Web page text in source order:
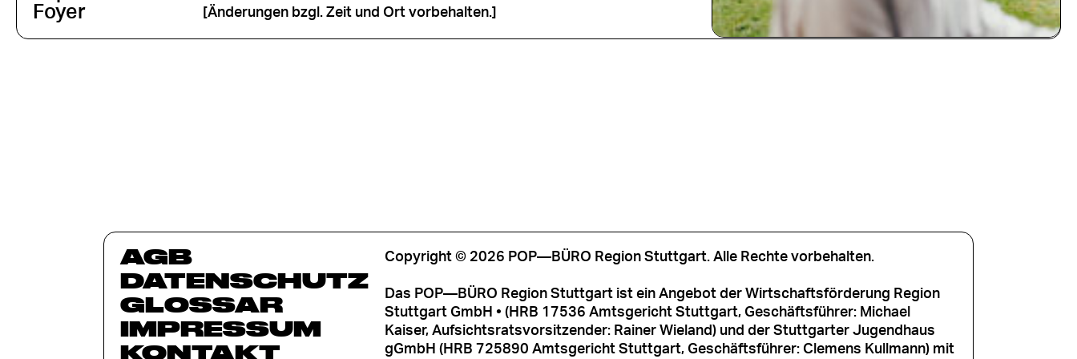
Foyer
[Änderungen bzgl. Zeit und Ort vorbehalten.]
AGB
DATENSCHUTZ
GLOSSAR
IMPRESSUM
KONTAKT
Copyright © 2026 POP—BÜRO Region Stuttgart. Alle Rechte vorbehalten.
Das POP—BÜRO Region Stuttgart ist ein Angebot der Wirtschaftsförderung Region
Stuttgart GmbH • (HRB 17536 Amtsgericht Stuttgart, Geschäftsführer: Michael
Kaiser, Aufsichtsratsvorsitzender: Rainer Wieland) und der Stuttgarter Jugendhaus
gGmbH (HRB 725890 Amtsgericht Stuttgart, Geschäftsführer: Clemens Kullmann) mit